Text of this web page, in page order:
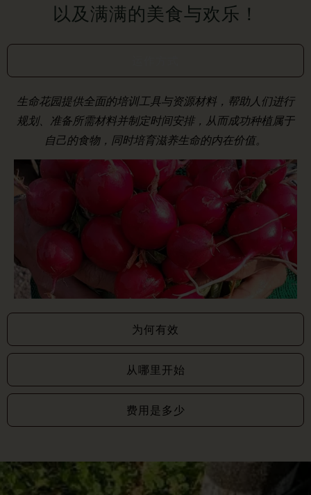
以及满满的美食与欢乐！
为何有效
从哪里开始
费用是多少
生命花园提供全面的培训工具与资源材料，帮助人们进行
规划、准备所需材料并制定时间安排，从而成功种植属于
自己的食物，同时培育滋养生命的内在价值。